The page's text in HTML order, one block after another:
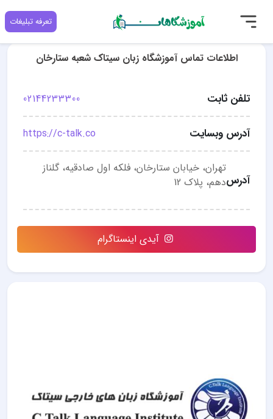
تعرفه تبلیغات
اطلاعات تماس آموزشگاه زبان سیتاک شعبه ستارخان
تلفن ثابت 02144233300
آدرس وبسایت https://c-talk.co
آدرس
تهران، خیابان ستارخان، فلکه اول صادقیه، گلناز
دهم، پلاک 12
آیدی اینستاگرام